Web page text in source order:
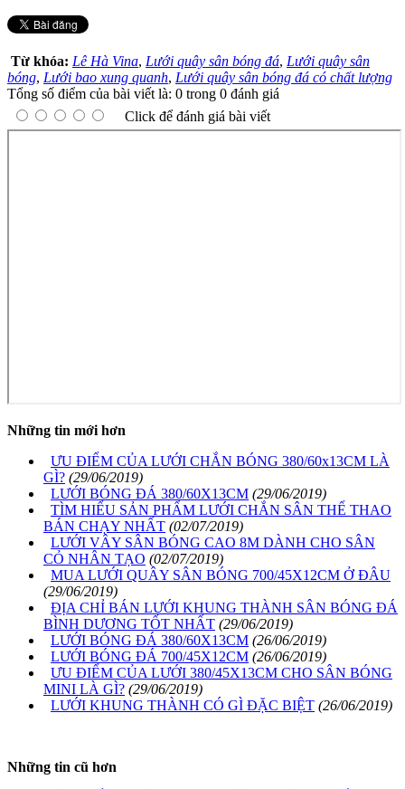
Từ khóa: Lê Hà Vina, Lưới quây sân bóng đá, Lưới quây sân
bóng, Lưới bao xung quanh, Lưới quây sân bóng đá có chất lượng
Tổng số điểm của bài viết là: 0 trong 0 đánh giá
Click để đánh giá bài viết
Những tin mới hơn
ƯU ĐIỂM CỦA LƯỚI CHẮN BÓNG 380/60x13CM LÀ
GÌ? (29/06/2019)
LƯỚI BÓNG ĐÁ 380/60X13CM (29/06/2019)
TÌM HIỂU SẢN PHẨM LƯỚI CHẮN SÂN THỂ THAO
BÁN CHẠY NHẤT (02/07/2019)
LƯỚI VÂY SÂN BÓNG CAO 8M DÀNH CHO SÂN
CỎ NHÂN TẠO (02/07/2019)
MUA LƯỚI QUÂY SÂN BÓNG 700/45X12CM Ở ĐÂU
(29/06/2019)
ĐỊA CHỈ BÁN LƯỚI KHUNG THÀNH SÂN BÓNG ĐÁ
BÌNH DƯƠNG TỐT NHẤT (29/06/2019)
LƯỚI BÓNG ĐÁ 380/60X13CM (26/06/2019)
LƯỚI BÓNG ĐÁ 700/45X12CM (26/06/2019)
ƯU ĐIỂM CỦA LƯỚI 380/45X13CM CHO SÂN BÓNG
MINI LÀ GÌ? (29/06/2019)
LƯỚI KHUNG THÀNH CÓ GÌ ĐẶC BIỆT (26/06/2019)
Những tin cũ hơn